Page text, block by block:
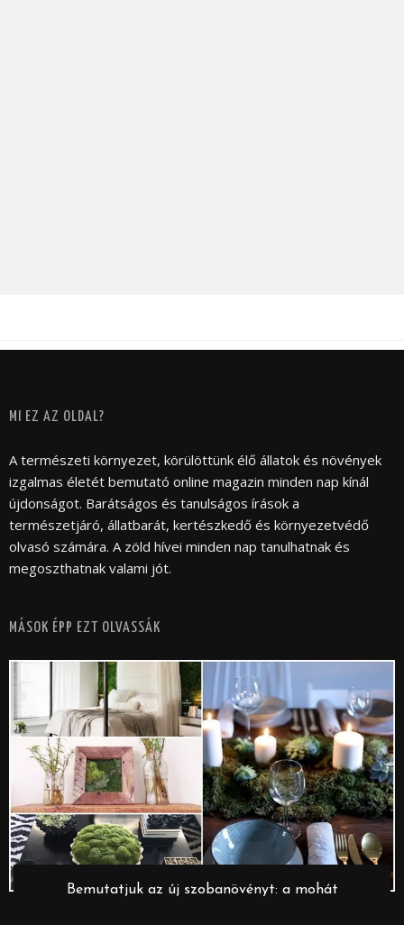
MI EZ AZ OLDAL?
A természeti környezet, körülöttünk élő állatok és növények
izgalmas életét bemutató online magazin minden nap kínál
újdonságot. Barátságos és tanulságos írások a
természetjáró, állatbarát, kertészkedő és környezetvédő
olvasó számára. A zöld hívei minden nap tanulhatnak és
megoszthatnak valami jót.
MÁSOK ÉPP EZT OLVASSÁK
Bemutatjuk az új szobanövényt: a mohát